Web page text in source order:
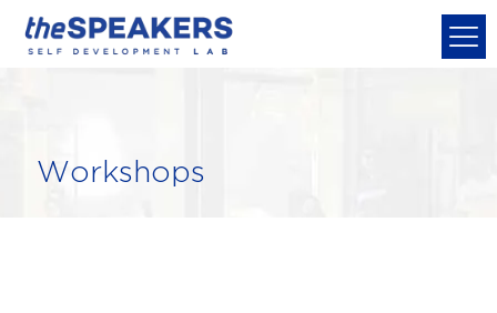
Workshops